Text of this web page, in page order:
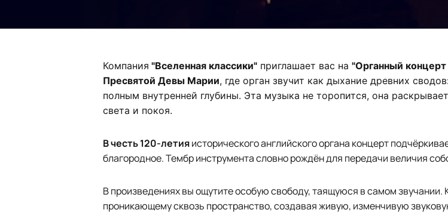
Компания "Вселенная классики" приглашает вас на "Органный концерт
Пресвятой Девы Марии, где орган звучит как дыхание древних
полным внутренней глубины. Эта музыка не торопится, она
света и покоя.
В честь 120-летияисторического английского органа концерт
благородное. Тембр инструмента словно рождён для передачи величия
В произведениях вы ощутите особую свободу, таящуюся в самом звучании.
проникающему сквозь пространство, создавая живую, изменчивую